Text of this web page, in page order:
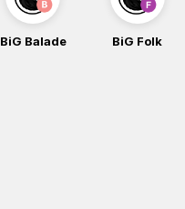
BiG Balade BiG Folk